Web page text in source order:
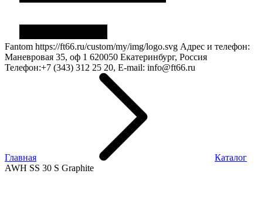
Fantom https://ft66.ru/custom/my/img/logo.svg Адрес и телефон:
Маневровая 35, оф 1 620050 Екатеринбург, Россия
Телефон:+7 (343) 312 25 20, E-mail: info@ft66.ru
Главная Каталог
AWH SS 30 S Graphite